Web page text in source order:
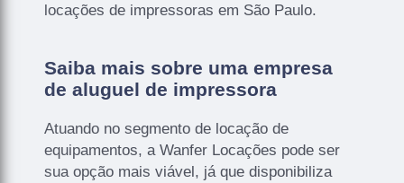
locações de impressoras em São Paulo.
Saiba mais sobre uma empresa
de aluguel de impressora
Atuando no segmento de locação de
equipamentos, a Wanfer Locações pode ser
sua opção mais viável, já que disponibiliza